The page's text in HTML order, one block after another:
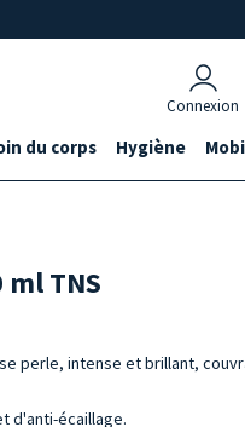
Connexion
du corps Hygiène
TNS
perle, intense et brillant,
d'anti-écaillage.